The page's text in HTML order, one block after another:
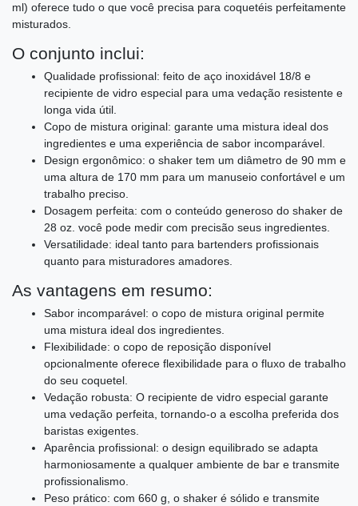
ml) oferece tudo o que você precisa para coquetéis perfeitamente
misturados.
O conjunto inclui:
Qualidade profissional: feito de aço inoxidável 18/8 e
recipiente de vidro especial para uma vedação resistente e
longa vida útil.
Copo de mistura original: garante uma mistura ideal dos
ingredientes e uma experiência de sabor incomparável.
Design ergonômico: o shaker tem um diâmetro de 90 mm e
uma altura de 170 mm para um manuseio confortável e um
trabalho preciso.
Dosagem perfeita: com o conteúdo generoso do shaker de
28 oz. você pode medir com precisão seus ingredientes.
Versatilidade: ideal tanto para bartenders profissionais
quanto para misturadores amadores.
As vantagens em resumo:
Sabor incomparável: o copo de mistura original permite
uma mistura ideal dos ingredientes.
Flexibilidade: o copo de reposição disponível
opcionalmente oferece flexibilidade para o fluxo de trabalho
do seu coquetel.
Vedação robusta: O recipiente de vidro especial garante
uma vedação perfeita, tornando-o a escolha preferida dos
baristas exigentes.
Aparência profissional: o design equilibrado se adapta
harmoniosamente a qualquer ambiente de bar e transmite
profissionalismo.
Peso prático: com 660 g, o shaker é sólido e transmite